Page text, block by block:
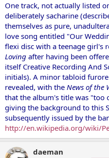
One track, not actually listed
deliberately sacharine
themselves as pure,
love song entitled "Our
flexi disc with a teenage girl's
Loving after having been
itself Creative Recording And
initials). A minor tabloid
revealed, with the News of the
that the album's title was "too
giving the background to this
subsequently issued by the
http://en.wikipedia.org/wiki/
daeman